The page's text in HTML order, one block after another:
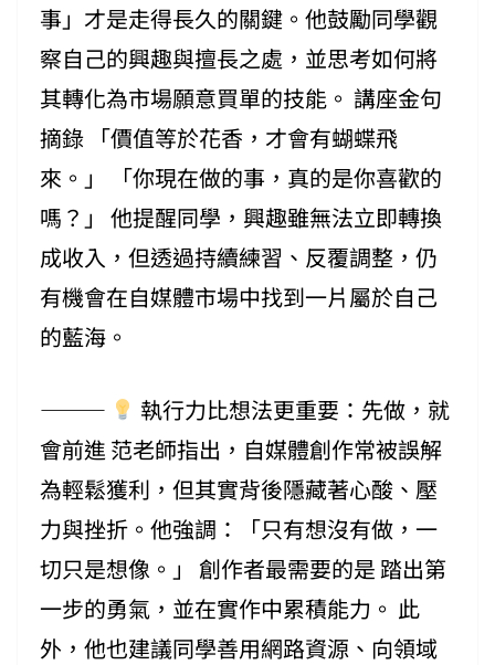
事」才是走得長久的關鍵。他鼓勵同學觀
察自己的興趣與擅長之處，並思考如何將
其轉化為市場願意買單的技能。 講座金句
摘錄 「價值等於花香，才會有蝴蝶飛
來。」 「你現在做的事，真的是你喜歡的
嗎？」 他提醒同學，興趣雖無法立即轉換
成收入，但透過持續練習、反覆調整，仍
有機會在自媒體市場中找到一片屬於自己
的藍海。
⸻
執行力比想法更重要：先做，就
會前進 范老師指出，自媒體創作常被誤解
為輕鬆獲利，但其實背後隱藏著心酸、壓
力與挫折。他強調：「只有想沒有做，一
切只是想像。」 創作者最需要的是 踏出第
一步的勇氣，並在實作中累積能力。 此
外，他也建議同學善用網路資源、向領域